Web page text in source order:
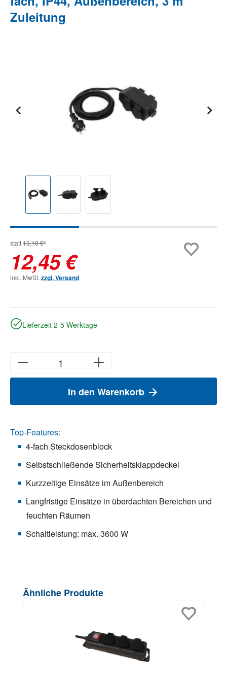
Zuleitung
statt13,10 €*
12,45 €
inkl. MwSt. zzgl. Versand
Lieferzeit 2-5 Werktage
In den Warenkorb
Top-Features:
4-fach Steckdosenblock
Selbstschließende Sicherheitsklappdeckel
Kurzzeitige Einsätze im Außenbereich
Langfristige Einsätze in überdachten Bereichen und
feuchten Räumen
Schaltleistung: max. 3600 W
Produktgalerie überspringen
Ähnliche Produkte